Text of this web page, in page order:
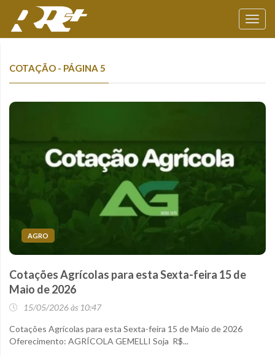
COTAÇÃO - PÁGINA 5
AGRO
Cotações Agrícolas para esta Sexta-feira 15 de
Maio de 2026
15/05/2026 às 10:47
Cotações Agrícolas para esta Sexta-feira 15 de Maio de 2026
Oferecimento: AGRÍCOLA GEMELLI Soja R$...